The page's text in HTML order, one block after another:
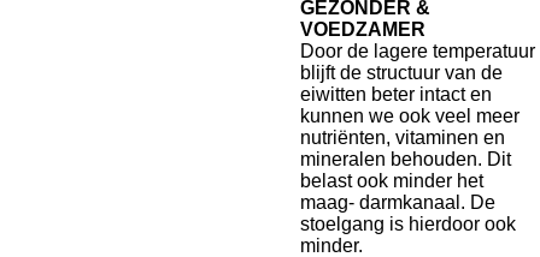
GEZONDER &
VOEDZAMER
Door de lagere temperatuur
blijft de structuur van de
eiwitten beter intact en
kunnen we ook veel meer
nutriënten, vitaminen en
mineralen behouden. Dit
belast ook minder het
maag- darmkanaal. De
stoelgang is hierdoor ook
minder.